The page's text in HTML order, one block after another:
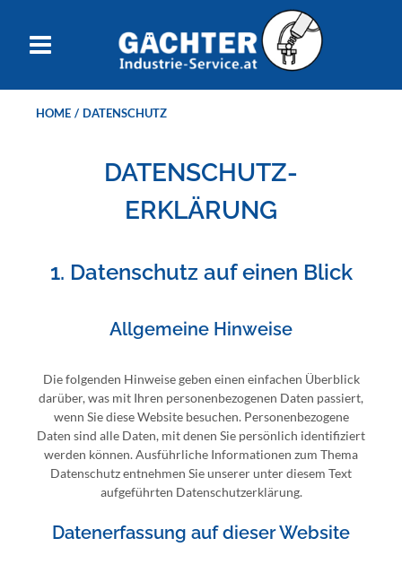
HOME / DATENSCHUTZ
DATENSCHUTZ­
ERKLÄRUNG
1. Datenschutz auf einen Blick
Allgemeine Hinweise
Die folgenden Hinweise geben einen einfachen Überblick
darüber, was mit Ihren personenbezogenen Daten passiert,
wenn Sie diese Website besuchen. Personenbezogene
Daten sind alle Daten, mit denen Sie persönlich identifiziert
werden können. Ausführliche Informationen zum Thema
Datenschutz entnehmen Sie unserer unter diesem Text
aufgeführten Datenschutzerklärung.
Datenerfassung auf dieser Website